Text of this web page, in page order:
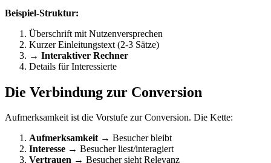
Beispiel-Struktur:
Überschrift mit Nutzenversprechen
Kurzer Einleitungstext (2-3 Sätze)
→ Interaktiver Rechner
Details für Interessierte
Die Verbindung zur Conversion
Aufmerksamkeit ist die Vorstufe zur Conversion. Die Kette:
Aufmerksamkeit→ Besucher bleibt
Interesse → Besucher liest/interagiert
Vertrauen → Besucher sieht Relevanz